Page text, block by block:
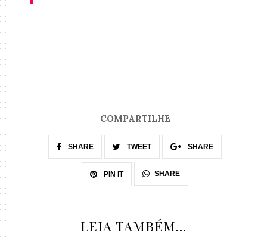
COMPARTILHE
SHARE TWEET SHARE
PIN IT SHARE
LEIA TAMBÉM...